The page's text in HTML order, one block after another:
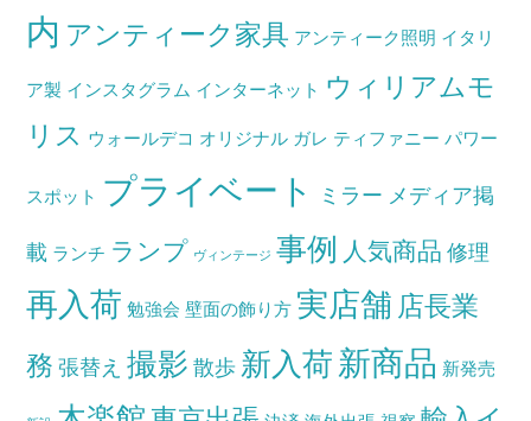
内 アンティーク家具 アンティーク照明 イタリ
ア製 インスタグラム インターネット ウィリアムモ
リス ウォールデコ オリジナル ガレ ティファニー パワー
スポット プライベート ミラー メディア掲
載 ランチ ランプ ヴィンテージ 事例 人気商品 修理
再入荷 勉強会 壁面の飾り方 実店舗 店長業
務 張替え 撮影 散歩 新入荷新商品 新発売